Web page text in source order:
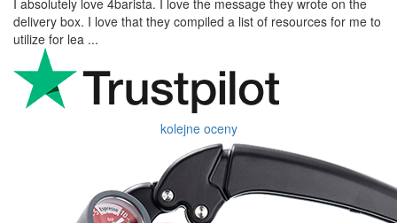
delivery box. I love that they compiled a list of resources for me to
utilize for lea ...
kolejne oceny